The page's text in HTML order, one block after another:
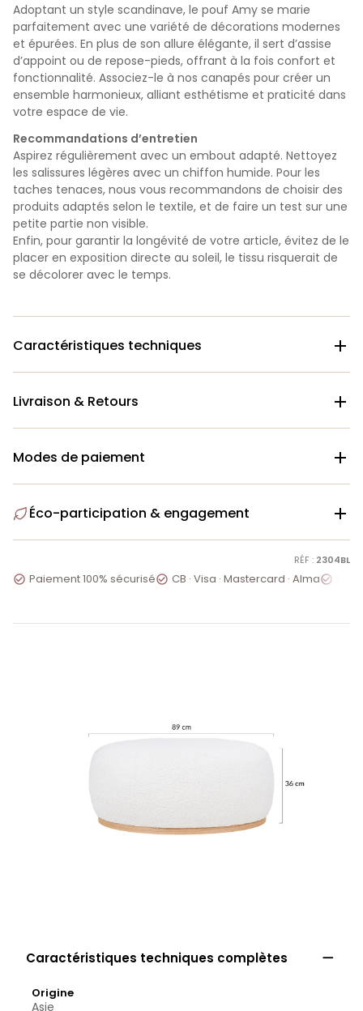
Adoptant un style scandinave, le pouf Amy se marie
parfaitement avec une variété de décorations modernes
et épurées. En plus de son allure élégante, il sert d’assise
d’appoint ou de repose-pieds, offrant à la fois confort et
fonctionnalité. Associez-le à nos canapés pour créer un
ensemble harmonieux, alliant esthétisme et praticité dans
votre espace de vie.
Recommandations d’entretien
Aspirez régulièrement avec un embout adapté. Nettoyez
les salissures légères avec un chiffon humide. Pour les
taches tenaces, nous vous recommandons de choisir des
produits adaptés selon le textile, et de faire un test sur une
petite partie non visible.
Enfin, pour garantir la longévité de votre article, évitez de le
placer en exposition directe au soleil, le tissu risquerait de
se décolorer avec le temps.
Caractéristiques techniques 
Livraison & Retours 
Modes de paiement 
Éco-participation & engagement 
RÉF : 2304BL
 Paiement 100% sécurisé CB · Visa · Mastercard · Alma
Caractéristiques techniques complètes 
Origine
Asie